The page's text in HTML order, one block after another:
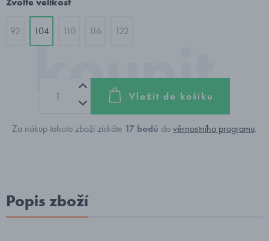
92 104 110 116 122
Vložit do košíku
Za nákup tohoto zboží získáte 17 bodů dověrnostního programu.
Popis zboží